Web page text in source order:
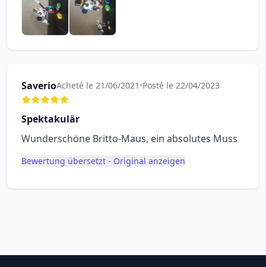
SaverioAcheté le 21/06/2021 •Posté le 22/04/2023
Spektakulär
Wunderschöne Britto-Maus, ein absolutes Muss
Bewertung übersetzt - Original anzeigen